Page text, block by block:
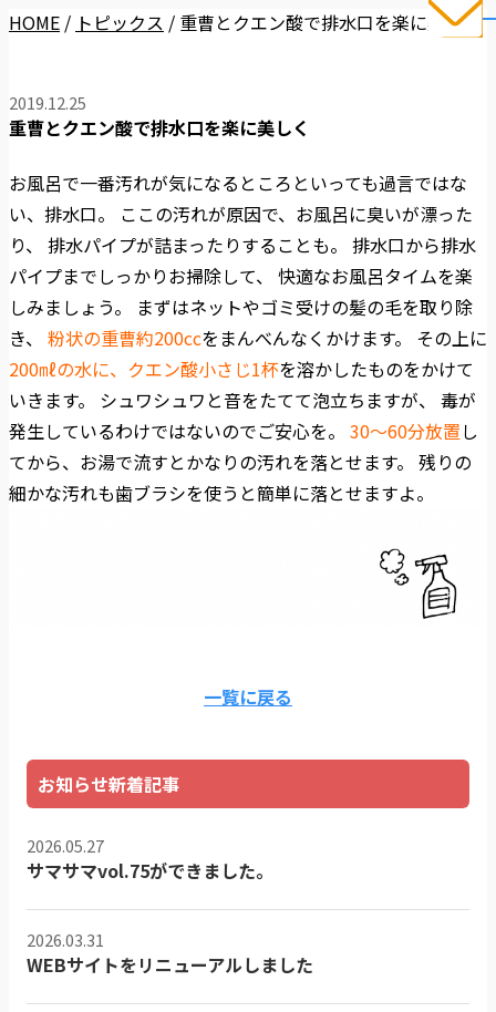
HOME / トピックス / 重曹とクエン酸で排水口を楽に美しく
2019.12.25
重曹とクエン酸で排水口を楽に美しく
お風呂で一番汚れが気になるところといっても過言ではな
い、排水口。 ここの汚れが原因で、お風呂に臭いが漂った
り、 排水パイプが詰まったりすることも。 排水口から排水
パイプまでしっかりお掃除して、 快適なお風呂タイムを楽
しみましょう。 まずはネットやゴミ受けの髪の毛を取り除
き、 粉状の重曹約200ccをまんべんなくかけます。 その上に
200㎖の水に、クエン酸小さじ1杯を溶かしたものをかけて
いきます。 シュワシュワと音をたてて泡立ちますが、 毒が
発生しているわけではないのでご安心を。 30〜60分放置し
てから、お湯で流すとかなりの汚れを落とせます。 残りの
細かな汚れも歯ブラシを使うと簡単に落とせますよ。
一覧に戻る
お知らせ新着記事
2026.05.27
サマサマvol.75ができました。
2026.03.31
WEBサイトをリニューアルしました